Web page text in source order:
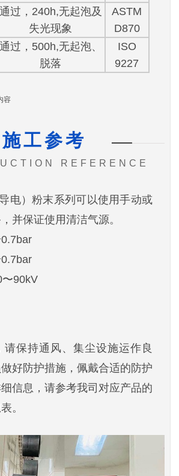
通过，240h,无起泡及
失光现象
ASTM
D870
通过，500h,无起泡、
脱落
ISO
9227
容
施工参考
REFERENCE
电）粉末系列可以使用手动或
并保证使用清洁气源。
90kV
请保持通风、集尘设施运作良
好防护措施，佩戴合适的防护
信息，请参考我司对应产品的
。